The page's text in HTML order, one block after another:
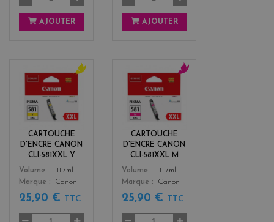
AJOUTER AJOUTER
CARTOUCHE
D'ENCRE CANON
CLI-581XXL Y
Color
e
l
o
w
Volume
11.7ml
Marque
Canon
25,90 € TTC
CARTOUCHE
D'ENCRE CANON
CLI-581XXL M
Color
a
e
n
t
a
Volume
11.7ml
Marque
Canon
25,90 € TTC